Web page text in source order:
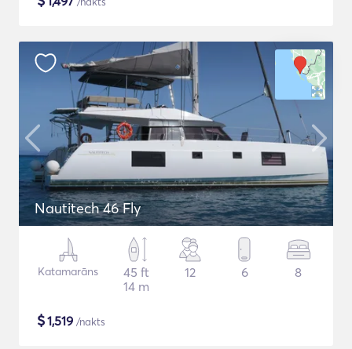
Nautitech 46 Fly
Katamarāns
45 ft
14 m
12 6 8
$1,519 /nakts